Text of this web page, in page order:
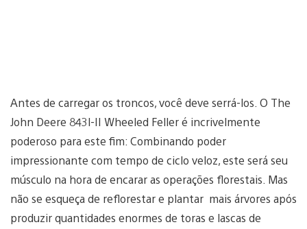
Antes de carregar os troncos, você deve serrá-los. O The
John Deere 843l-II Wheeled Feller é incrivelmente
poderoso para este fim: Combinando poder
impressionante com tempo de ciclo veloz, este será seu
músculo na hora de encarar as operações florestais. Mas
não se esqueça de reflorestar e plantar mais árvores após
produzir quantidades enormes de toras e lascas de